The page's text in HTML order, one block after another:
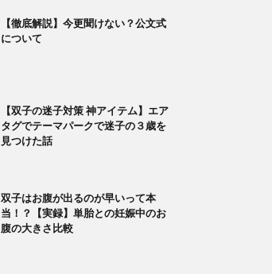
【徹底解説】今更聞けない？公文式
について
【双子の迷子対策 神アイテム】エア
タグでテーマパークで迷子の３歳を
見つけた話
双子はお腹が出るのが早いって本
当！？【実録】単胎との妊娠中のお
腹の大きさ比較